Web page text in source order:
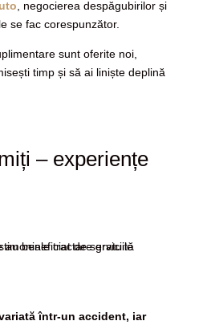
, negocierea despăgubirilor și
se fac corespunzător.
sunt oferite noi,
timp și să ai liniște deplină
– experiențe
într-un accident, iar